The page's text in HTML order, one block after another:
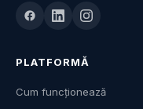
PLATFORMĂ
Cum funcționează